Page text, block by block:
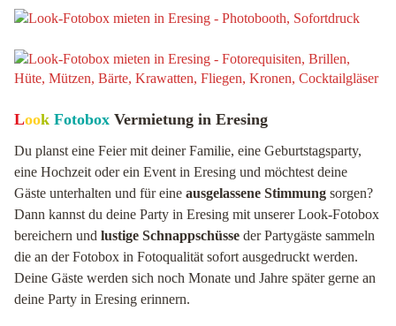
Look Fotobox Vermietung in Eresing
Du planst eine Feier mit deiner Familie, eine Geburtstagsparty,
eine Hochzeit oder ein Event in Eresing und möchtest deine
Gäste unterhalten und für eine ausgelassene Stimmung sorgen?
Dann kannst du deine Party in Eresing mit unserer Look-Fotobox
bereichern und lustige Schnappschüsse der Partygäste sammeln
die an der Fotobox in Fotoqualität sofort ausgedruckt werden.
Deine Gäste werden sich noch Monate und Jahre später gerne an
deine Party in Eresing erinnern.